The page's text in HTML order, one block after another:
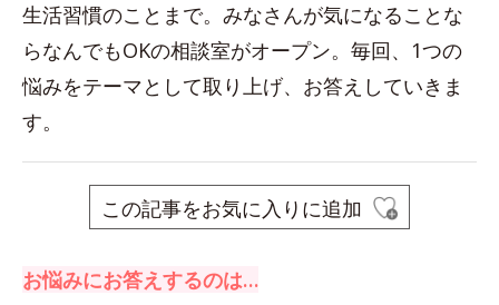
生活習慣のことまで。みなさんが気になることな
らなんでもOKの相談室がオープン。毎回、1つの
悩みをテーマとして取り上げ、お答えしていきま
す。
この記事をお気に入りに追加
お悩みにお答えするのは…